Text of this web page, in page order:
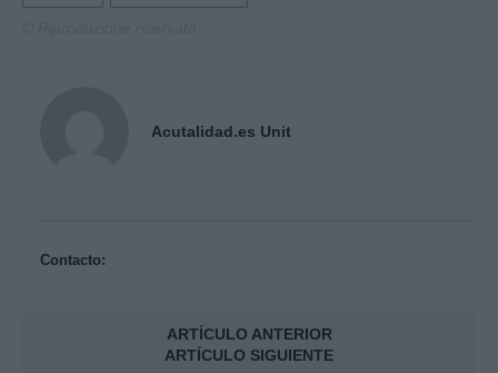
Acutalidad.es Unit
Contacto:
ARTÍCULO ANTERIOR
ARTÍCULO SIGUIENTE